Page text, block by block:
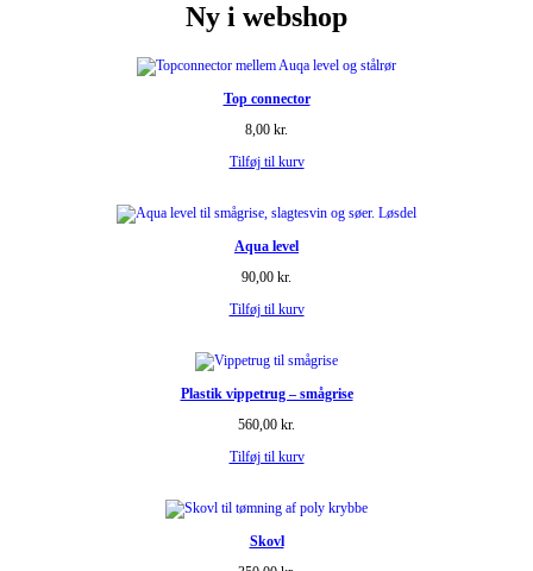
Ny i webshop
Top connector
8,00 kr.
Tilføj til kurv
Aqua level
90,00 kr.
Tilføj til kurv
Plastik vippetrug – smågrise
560,00 kr.
Tilføj til kurv
Skovl